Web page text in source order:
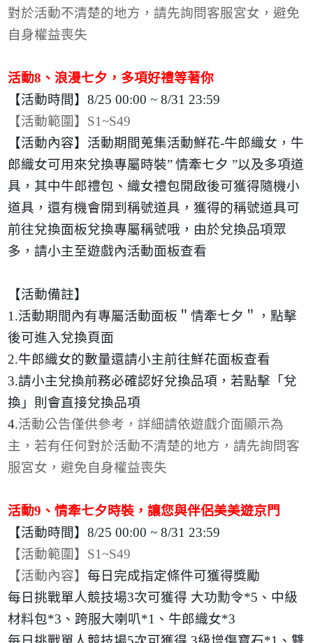
對於活動不清楚的地方，請先詢問客服宮女，避免
自身權益喪失
活動8 、浪漫七夕，多項好禮等著你
【活動時間】8/25 00:00 ~ 8/31 23:59
【活動範圍】 S1~S49
【活動內容】活動期間蒐集活動鮮花-牛郎織女，牛
郎織女可用來兌換專屬時裝” 情牽七夕 ”以及多項道
具，其中牛郎禮包、織女禮包開啟後可獲得隨機小
道具，還有機會開到稱號道具，獲得的稱號道具可
前往兌換面板兌換專屬稱號哦，由於兌換品項眾
多，請小主至遊戲內活動面板查看
【活動備註】
1.活動期間內有專屬活動面板＂情牽七夕＂，點擊
後可進入兌換頁面
2.牛郎織女的數量還請小主前往鮮花面板查看
3.請小主兌換前務必確認好兌換品項，若點擊「兌
換」則會直接兌換品項
4.活動公告僅供參考，詳細請依遊戲介面顯示為
主，若有任何對於活動不清楚的地方，請先詢問客
服宮女，避免自身權益喪失
活動9 、情牽七夕時裝，讓您與伴侶美美遊京門
【活動時間】8/25 00:00 ~ 8/31 23:59
【活動範圍】 S1~S49
【活動內容】每日完成指定條件可獲得獎勵
每日挑戰單人競技場3次可獲得 大功勳令*5 、中級
材料包*3 、跨服大喇叭*1 、牛郎織女*3